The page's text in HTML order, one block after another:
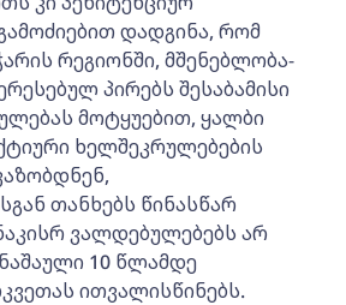
დადგინა, რომ
რეგიონში, მშენებლობა-
პირებს შესაბამისი
მოტყუებით, ყალბი
ხელშეკრულებების
თანხებს წინასწარ
ვალდებულებებს არ
10 წლამდე
ითვალისწინებს.